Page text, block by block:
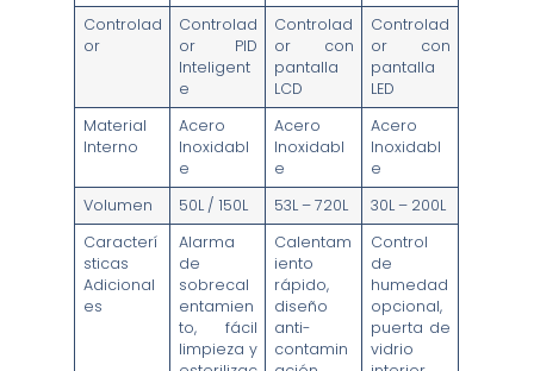
Controlad
or
Controlad
or PID
Inteligent
e
Controlad
or con
pantalla
LCD
Controlad
or con
pantalla
LED
Material
Interno
Acero
Inoxidabl
e
Acero
Inoxidabl
e
Acero
Inoxidabl
e
Volumen
50L / 150L 53L – 720L
30L – 200L
Caracterí
sticas
Adicional
es
Alarma
de
sobrecal
entamien
to, fácil
limpieza y
Calentam
iento
rápido,
diseño
anti-
contamin
Control
de
humedad
opcional,
puerta de
vidrio